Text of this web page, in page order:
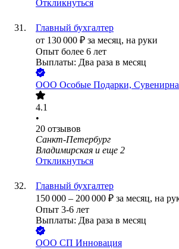
Откликнуться
Главный бухгалтер
от 130 000 ₽ за месяц, на руки
Опыт более 6 лет
Выплаты: Два раза в месяц
ООО Особые Подарки,
4.1
•
20 отзывов
Санкт-Петербург
Владимирская и еще 2
Откликнуться
Главный бухгалтер
150 000 – 200 000 ₽ за месяц, на
Опыт 3-6 лет
Выплаты: Два раза в месяц
ООО СП Инновация